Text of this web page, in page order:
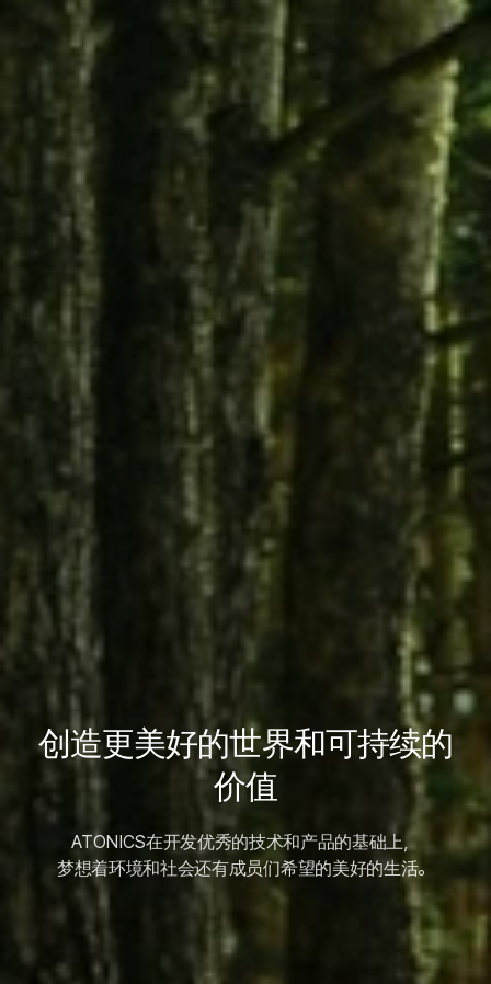
创造更美好的世界和可持续的
价值
ATONICS在开发优秀的技术和产品的基础上，
梦想着环境和社会还有成员们希望的美好的生活。